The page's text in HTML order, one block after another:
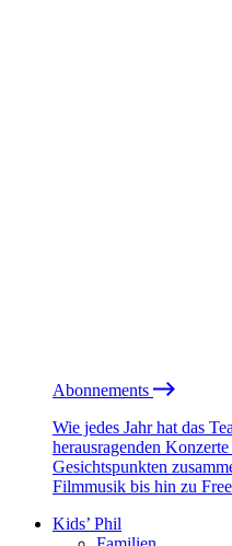
Abonnements
Wie jedes Jahr hat das
herausragenden
Gesichtspunkten
Filmmusik bis hin zu
Kids’ Phil